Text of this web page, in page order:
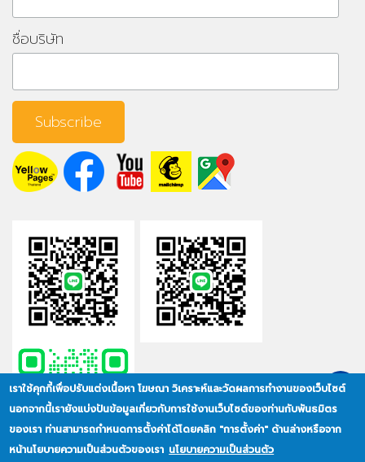
ชื่อบริษัท
เราใช้คุกกี้เพื่อปรับแต่งเนื้อหา โฆษณา วิเคราะห์และวัดผลการทำงานของเว็บไซต์
นอกจากนี้เรายังแบ่งปันข้อมูลเกี่ยวกับการใช้งานเว็บไซต์ของท่านกับพันธมิตร
ของเรา ท่านสามารถกำหนดการตั้งค่าได้โดยคลิก "การตั้งค่า" ด้านล่างหรือจาก
หน้านโยบายความเป็นส่วนตัวของเรา นโยบายความเป็นส่วนตัว